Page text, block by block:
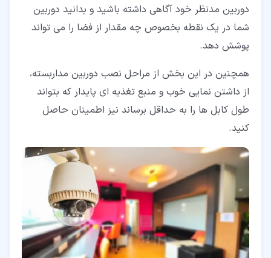
دوربین مدنظر خود آگاهی داشته باشید و بدانید دوربین
شما در یک نقطه بخصوص چه مقدار از فضا را می تواند
پوشش دهد.
همچنین در این بخش از مراحل نصب دوربین مداربسته،
از داشتن نمایی خوب و منبع تغذیه ای پایدار که بتواند
طول کابل ها را به حداقل برساند نیز اطمینان حاصل
کنید.